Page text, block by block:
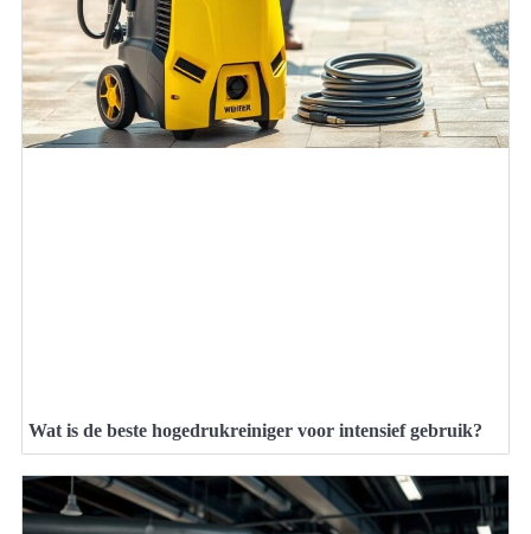
Wat is de beste hogedrukreiniger voor intensief gebruik?